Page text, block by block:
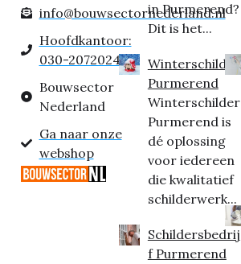
info@bouwsectornederland.nl
Hoofdkantoor:
030-2072024
Bouwsector
Nederland
Ga naar onze
webshop
in Purmerend?
Dit is het...
Winterschilder
Purmerend
Winterschilder
Purmerend is
dé oplossing
voor iedereen
die kwalitatief
schilderwerk...
Schildersbedrij
f Purmerend